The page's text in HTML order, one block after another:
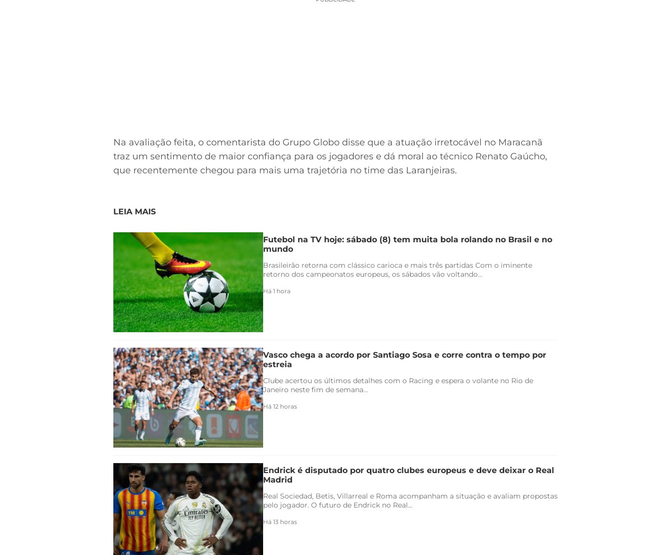
Na avaliação feita, o comentarista do Grupo Globo disse que a atuação irretocável no Maracanã
traz um sentimento de maior confiança para os jogadores e dá moral ao técnico Renato Gaúcho,
que recentemente chegou para mais uma trajetória no time das Laranjeiras.
LEIA MAIS
Futebol na TV hoje: sábado (8) tem muita bola rolando no Brasil e no
mundo
Brasileirão retorna com clássico carioca e mais três partidas Com o iminente
retorno dos campeonatos europeus, os sábados vão voltando...
Há 1 hora
Vasco chega a acordo por Santiago Sosa e corre contra o tempo por
estreia
Clube acertou os últimos detalhes com o Racing e espera o volante no Rio de
Janeiro neste fim de semana...
Há 12 horas
Endrick é disputado por quatro clubes europeus e deve deixar o Real
Madrid
Real Sociedad, Betis, Villarreal e Roma acompanham a situação e avaliam propostas
pelo jogador. O futuro de Endrick no Real...
Há 13 horas